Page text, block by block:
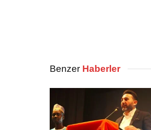
Benzer Haberler